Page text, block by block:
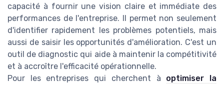
capacité à fournir une vision claire et immédiate des
performances de l'entreprise. Il permet non seulement
d'identifier rapidement les problèmes potentiels, mais
aussi de saisir les opportunités d'amélioration. C'est un
outil de diagnostic qui aide à maintenir la compétitivité
et à accroître l'efficacité opérationnelle.
Pour les entreprises qui cherchent à optimiser la